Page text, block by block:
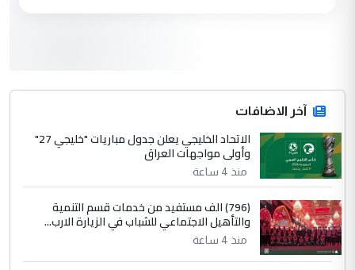
جنسية الرافد الثالث للعراق ومن اصول عريقة
ابا فرات ...
الموضوع :
الجواهري يرد على صدام حسين سل
مضجعيك يابن الزنا (نص كامل)
سردار
التعليق : واحد من عصابة علي ماما يسقط
جنسية الرافد الثالث للعراق ومن اصول عريقة
ابا فرات ...
آخر الاضافات
الاتحاد الخليجي يعلن جدول مباريات "خليجي 27"
وأولى مواجهات العراق
منذ 4 ساعة
(796) الف مستفيد من خدمات قسم التنمية
والتأهيل الاجتماعي للشباب في الزيارة الارب...
منذ 4 ساعة